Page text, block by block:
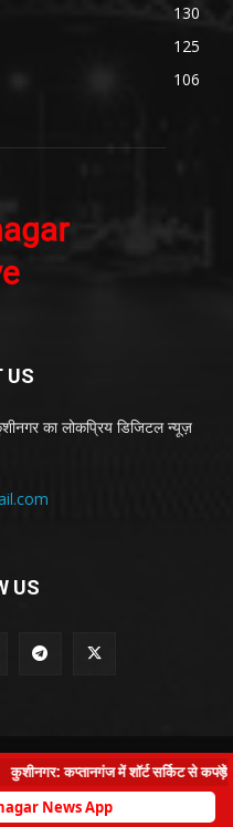
130
125
106
US
का लोकप्रिय डिजिटल न्यूज़
US
Policy Contact us
×
कुशीनगर: कप्तानगंज में शॉर्ट सर्किट से कपड़े
News App